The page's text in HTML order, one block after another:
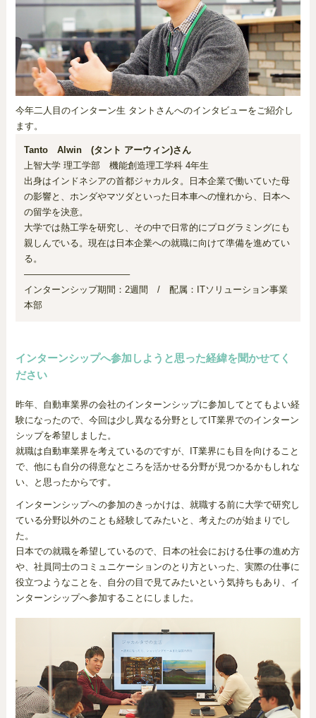
今年二人目のインターン生 タントさんへのインタビューをご紹介し
ます。
Tanto Alwin (タント アーウィン)さん
上智大学 理工学部 機能創造理工学科 4年生
出身はインドネシアの首都ジャカルタ。日本企業で働いていた母
の影響と、ホンダやマツダといった日本車への憧れから、日本へ
の留学を決意。
大学では熱工学を研究し、その中で日常的にプログラミングにも
親しんでいる。現在は日本企業への就職に向けて準備を進めてい
る。
———————————–
インターンシップ期間：2週間 / 配属：ITソリューション事業
本部
インターンシップへ参加しようと思った経緯を聞かせてく
ださい
昨年、自動車業界の会社のインターンシップに参加してとてもよい経
験になったので、今回は少し異なる分野としてIT業界でのインターン
シップを希望しました。
就職は自動車業界を考えているのですが、IT業界にも目を向けること
で、他にも自分の得意なところを活かせる分野が見つかるかもしれな
い、と思ったからです。
インターンシップへの参加のきっかけは、就職する前に大学で研究し
ている分野以外のことも経験してみたいと、考えたのが始まりでし
た。
日本での就職を希望しているので、日本の社会における仕事の進め方
や、社員同士のコミュニケーションのとり方といった、実際の仕事に
役立つようなことを、自分の目で見てみたいという気持ちもあり、イ
ンターンシップへ参加することにしました。